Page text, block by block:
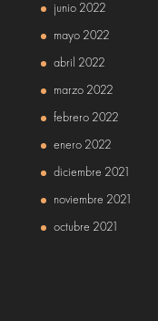
junio 2022
mayo 2022
abril 2022
marzo 2022
febrero 2022
enero 2022
diciembre 2021
noviembre 2021
octubre 2021